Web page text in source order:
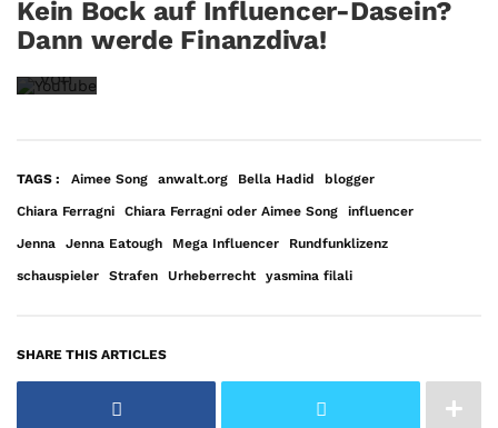
Kein Bock auf Influencer-Dasein?
Dann werde Finanzdiva!
die
Datenschutzerklärung
von
erfahren
Video
immer
entsperren
TAGS : Aimee Song anwalt.org Bella Hadid blogger
Chiara Ferragni Chiara Ferragni oder Aimee Song influencer
Jenna Jenna Eatough Mega Influencer Rundfunklizenz
schauspieler Strafen Urheberrecht yasmina filali
SHARE THIS ARTICLES